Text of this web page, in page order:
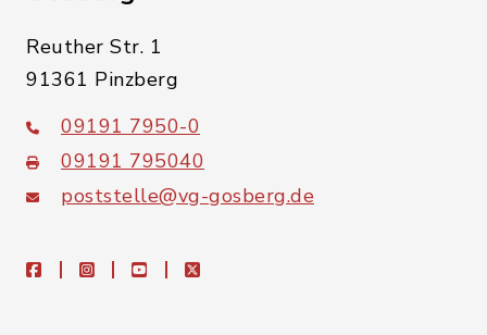
Reuther Str. 1
91361 Pinzberg
09191 7950-0
09191 795040
poststelle@vg-gosberg.de
facebookinstagramyoutubeX